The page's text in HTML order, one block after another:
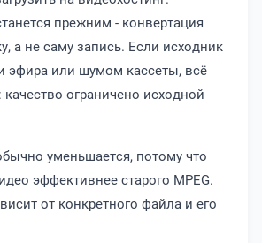
прежним - конвертация
а не саму запись. Если исходник
эфира или шумом кассеты, всё
качество ограничено исходной
уменьшается, потому что
эффективнее старого MPEG.
от конкретного файла и его